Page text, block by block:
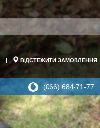
ВІДСТЕЖИТИ ЗАМОВЛЕННЯ
(066) 684-71-77